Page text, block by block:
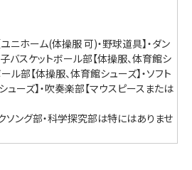
ユニホーム(体操服 可)・野球道具】・ダン
子バスケットボール部【体操服、体育館シ
ル部【体操服、体育館シューズ】・ソフト
ューズ】・吹奏楽部【マウスピースまたは
ソング部・科学探究部は特にはありませ